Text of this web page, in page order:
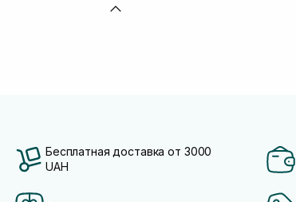
Бесплатная доставка от 3000
UAH